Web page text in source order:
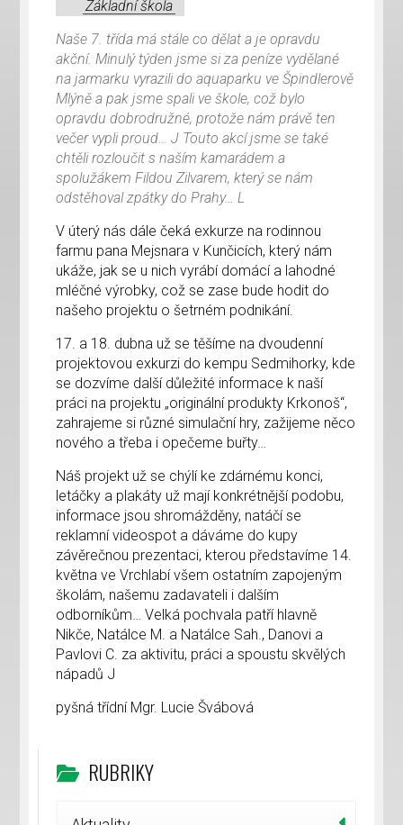
Základní škola
Naše 7. třída má stále co dělat a je opravdu
akční. Minulý týden jsme si za peníze vydělané
na jarmarku vyrazili do aquaparku ve Špindlerově
Mlýně a pak jsme spali ve škole, což bylo
opravdu dobrodružné, protože nám právě ten
večer vypli proud… J Touto akcí jsme se také
chtěli rozloučit s naším kamarádem a
spolužákem Fildou Zilvarem, který se nám
odstěhoval zpátky do Prahy… L
V úterý nás dále čeká exkurze na rodinnou
farmu pana Mejsnara v Kunčicích, který nám
ukáže, jak se u nich vyrábí domácí a lahodné
mléčné výrobky, což se zase bude hodit do
našeho projektu o šetrném podnikání.
17. a 18. dubna už se těšíme na dvoudenní
projektovou exkurzi do kempu Sedmihorky, kde
se dozvíme další důležité informace k naší
práci na projektu „originální produkty Krkonoš“,
zahrajeme si různé simulační hry, zažijeme něco
nového a třeba i opečeme buřty…
Náš projekt už se chýlí ke zdárnému konci,
letáčky a plakáty už mají konkrétnější podobu,
informace jsou shromážděny, natáčí se
reklamní videospot a dáváme do kupy
závěrečnou prezentaci, kterou představíme 14.
května ve Vrchlabí všem ostatním zapojeným
školám, našemu zadavateli i dalším
odborníkům… Velká pochvala patří hlavně
Nikče, Natálce M. a Natálce Sah., Danovi a
Pavlovi C. za aktivitu, práci a spoustu skvělých
nápadů J
pyšná třídní Mgr. Lucie Švábová
RUBRIKY